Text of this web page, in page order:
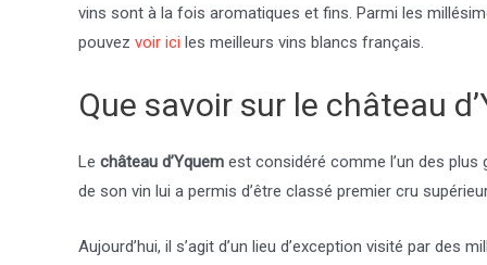
vins sont à la fois aromatiques et fins. Parmi les
pouvez voir ici les meilleurs vins blancs français.
Que savoir sur le château
Le château d’Yquem est considéré comme l’un des plus
de son vin lui a permis d’être classé premier cru
Aujourd’hui, il s’agit d’un lieu d’exception visité par